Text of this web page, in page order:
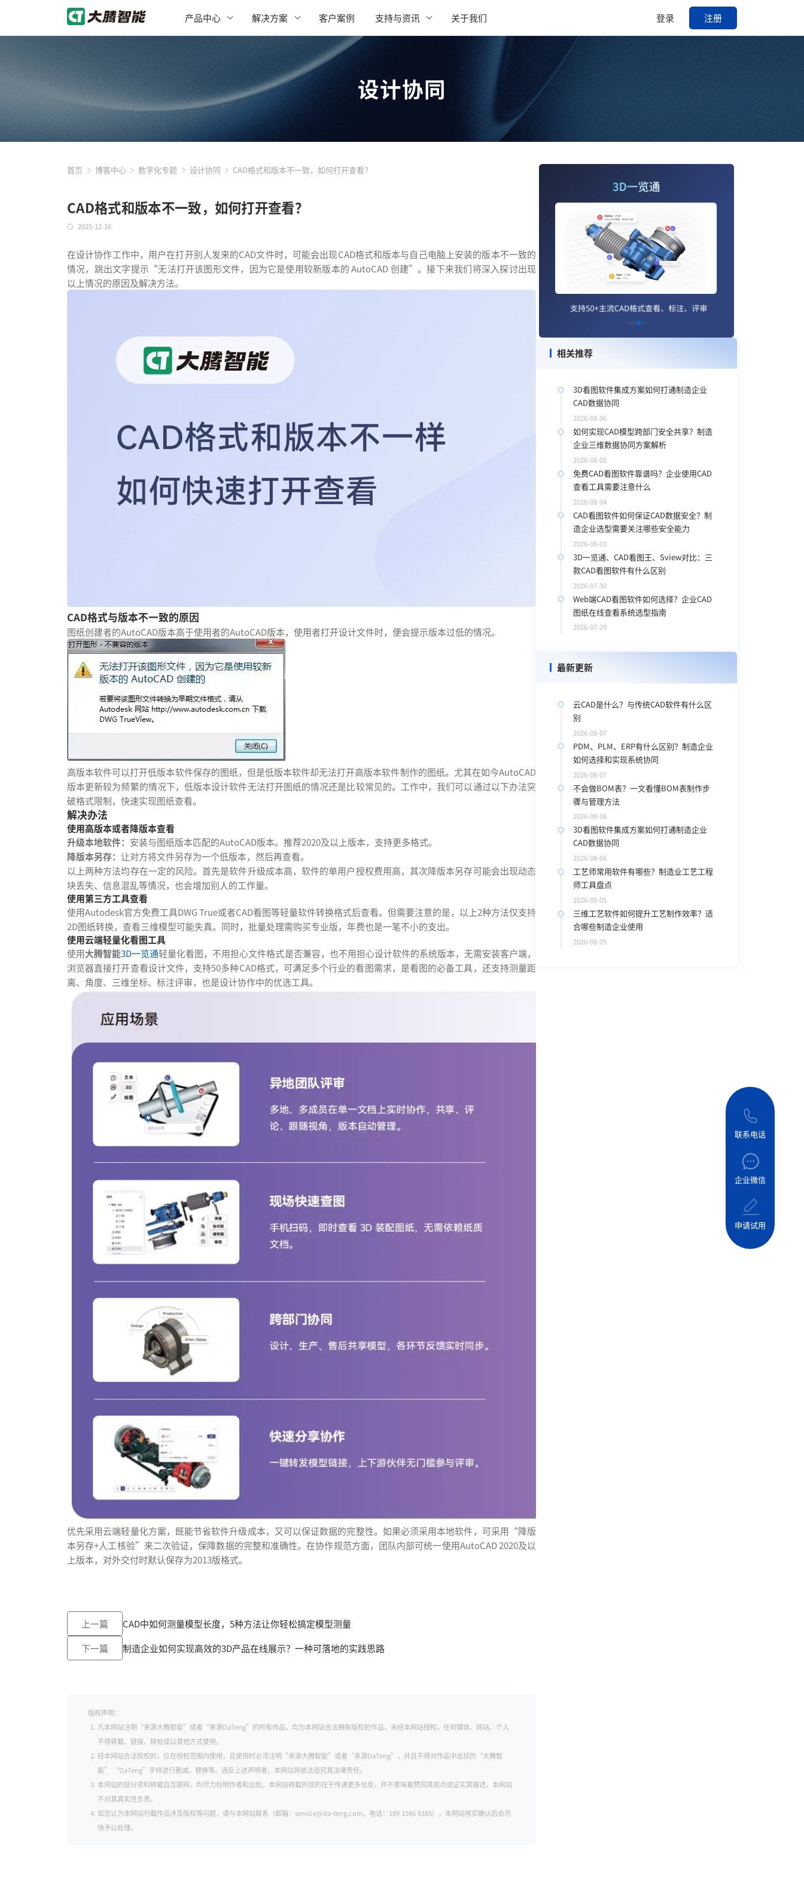
产品中心 解决方案 客户案例 支持与资讯 关于我们 登录 注册
联系电话
企业微信
申请试用
设计协同
首页 博客中心 数字化专题 设计协同 CAD格式和版本不一致，如何打开查看？
CAD格式和版本不一致，如何打开查看？
2025-12-16
在设计协作工作中，用户在打开别人发来的CAD文件时，可能会出现CAD格式和版本与自己电脑上安装的版本不一致的
情况，跳出文字提示“无法打开该图形文件，因为它是使用较新版本的 AutoCAD 创建”。接下来我们将深入探讨出现
以上情况的原因及解决方法。
CAD格式与版本不一致的原因
图纸创建者的AutoCAD版本高于使用者的AutoCAD版本，使用者打开设计文件时，便会提示版本过低的情况。
高版本软件可以打开低版本软件保存的图纸，但是低版本软件却无法打开高版本软件制作的图纸。尤其在如今AutoCAD
版本更新较为频繁的情况下，低版本设计软件无法打开图纸的情况还是比较常见的。工作中，我们可以通过以下办法突
破格式限制，快速实现图纸查看。
解决办法
使用高版本或者降版本查看
升级本地软件： 安装与图纸版本匹配的AutoCAD版本。推荐2020及以上版本，支持更多格式。
降版本另存： 让对方将文件另存为一个低版本，然后再查看。
以上两种方法均存在一定的风险。首先是软件升级成本高，软件的单用户授权费用高，其次降版本另存可能会出现动态
块丢失、信息混乱等情况，也会增加别人的工作量。
使用第三方工具查看
使用Autodesk官方免费工具DWG True或者CAD看图等轻量软件转换格式后查看。但需要注意的是，以上2种方法仅支持
2D图纸转换，查看三维模型可能失真。同时，批量处理需购买专业版，年费也是一笔不小的支出。
使用云端轻量化看图工具
使用大腾智能3D一览通轻量化看图，不用担心文件格式是否兼容，也不用担心设计软件的系统版本，无需安装客户端，
浏览器直接打开查看设计文件，支持50多种CAD格式，可满足多个行业的看图需求，是看图的必备工具，还支持测量距
离、角度、三维坐标、标注评审，也是设计协作中的优选工具。
优先采用云端轻量化方案，既能节省软件升级成本，又可以保证数据的完整性。如果必须采用本地软件，可采用“降版
本另存+人工核验”来二次验证，保障数据的完整和准确性。在协作规范方面，团队内部可统一使用AutoCAD 2020及以
上版本，对外交付时默认保存为2013版格式。
上一篇
CAD中如何测量模型长度，5种方法让你轻松搞定模型测量
下一篇
制造企业如何实现高效的3D产品在线展示？一种可落地的实践思路
版权声明：
凡本网站注明“来源大腾智能”或者“来源DaTeng”的所有作品，均为本网站合法拥有版权的作品，未经本网站授权，任何媒体、网站、个人
不得转载、链接、转帖或以其他方式使用。
经本网站合法授权的，应在授权范围内使用，且使用时必须注明“来源大腾智能”或者“来源DaTeng”，并且不得对作品中出现的“大腾智
能” “DaTeng”字样进行删减、替换等。违反上述声明者，本网站将依法追究其法律责任。
本网站的部分资料转载自互联网，均尽力标明作者和出处。本网站转载的目的在于传递更多信息，并不意味着赞同其观点或证实其描述，本网站
不对其真实性负责。
如您认为本网站刊载作品涉及版权等问题，请与本网站联系（邮箱：service@da-teng.com，电话：189 1586 9385），本网站核实确认后会尽
快予以处理。
相关推荐
3D看图软件集成方案如何打通制造企业
CAD数据协同
2026-08-06
如何实现CAD模型跨部门安全共享？制造
企业三维数据协同方案解析
2026-08-05
免费CAD看图软件靠谱吗？企业使用CAD
查看工具需要注意什么
2026-08-04
CAD看图软件如何保证CAD数据安全？制
造企业选型需要关注哪些安全能力
2026-08-03
3D一览通、CAD看图王、Sview对比：三
款CAD看图软件有什么区别
2026-07-30
Web端CAD看图软件如何选择？企业CAD
图纸在线查看系统选型指南
2026-07-29
最新更新
云CAD是什么？与传统CAD软件有什么区
别
2026-08-07
PDM、PLM、ERP有什么区别？制造企业
如何选择和实现系统协同
2026-08-07
不会做BOM表？一文看懂BOM表制作步
骤与管理方法
2026-08-06
3D看图软件集成方案如何打通制造企业
CAD数据协同
2026-08-06
工艺师常用软件有哪些？制造业工艺工程
师工具盘点
2026-08-05
三维工艺软件如何提升工艺制作效率？适
合哪些制造企业使用
2026-08-05